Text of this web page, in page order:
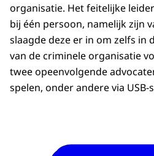
organisatie. Het feitelijke
bij één persoon, namelijk zijn
slaagde deze er in om zelfs in
van de criminele organisatie
twee opeenvolgende
spelen, onder andere via USB-